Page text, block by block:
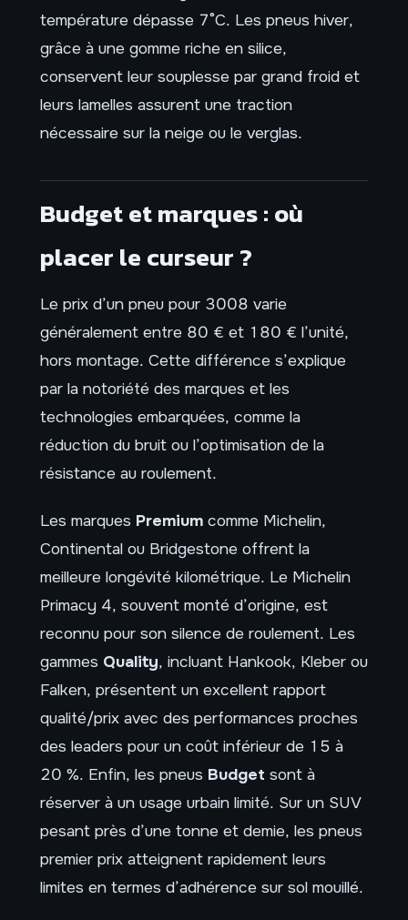
température dépasse 7°C. Les pneus hiver,
grâce à une gomme riche en silice,
conservent leur souplesse par grand froid et
leurs lamelles assurent une traction
nécessaire sur la neige ou le verglas.
Budget et marques : où
placer le curseur ?
Le prix d’un pneu pour 3008 varie
généralement entre 80 € et 180 € l’unité,
hors montage. Cette différence s’explique
par la notoriété des marques et les
technologies embarquées, comme la
réduction du bruit ou l’optimisation de la
résistance au roulement.
Les marques Premium comme Michelin,
Continental ou Bridgestone offrent la
meilleure longévité kilométrique. Le Michelin
Primacy 4, souvent monté d’origine, est
reconnu pour son silence de roulement. Les
gammes Quality, incluant Hankook, Kleber ou
Falken, présentent un excellent rapport
qualité/prix avec des performances proches
des leaders pour un coût inférieur de 15 à
20 %. Enfin, les pneus Budget sont à
réserver à un usage urbain limité. Sur un SUV
pesant près d’une tonne et demie, les pneus
premier prix atteignent rapidement leurs
limites en termes d’adhérence sur sol mouillé.